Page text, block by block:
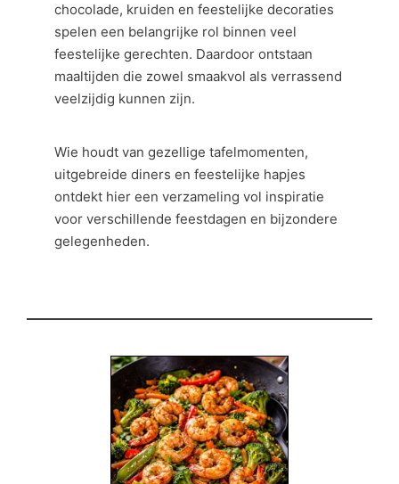
chocolade, kruiden en feestelijke decoraties
spelen een belangrijke rol binnen veel
feestelijke gerechten. Daardoor ontstaan
maaltijden die zowel smaakvol als verrassend
veelzijdig kunnen zijn.
Wie houdt van gezellige tafelmomenten,
uitgebreide diners en feestelijke hapjes
ontdekt hier een verzameling vol inspiratie
voor verschillende feestdagen en bijzondere
gelegenheden.